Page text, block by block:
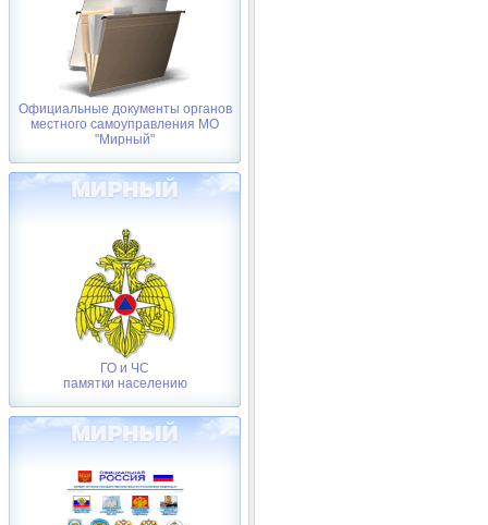
Официальные документы органов
местного самоуправления МО
"Мирный"
ГО и ЧС
памятки населению